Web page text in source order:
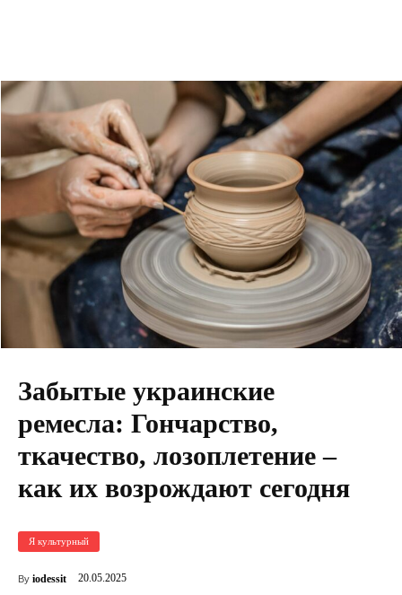
Забытые украинские
ремесла: Гончарство,
ткачество, лозоплетение –
как их возрождают сегодня
Я культурный
By iodessit 20.05.2025